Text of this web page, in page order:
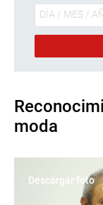
moda
Descargar foto